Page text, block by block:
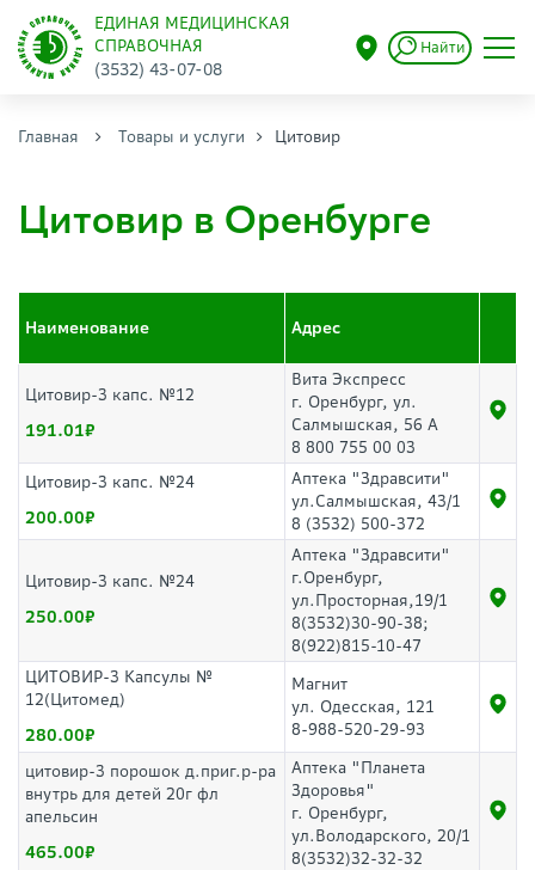
ЕДИНАЯ МЕДИЦИНСКАЯ
СПРАВОЧНАЯ
(3532) 43-07-08
Найти
Главная Товары и услуги Цитовир
Цитовир в Оренбурге
Наименование Адрес
Цитовир-3 капс. №12
191.01
Вита Экспресс
г. Оренбург, ул.
Салмышская, 56 А
8 800 755 00 03
Цитовир-3 капс. №24
200.00
Аптека "Здравсити"
ул.Салмышская, 43/1
8 (3532) 500-372
Цитовир-3 капс. №24
250.00
Аптека "Здравсити"
г.Оренбург,
ул.Просторная,19/1
8(3532)30-90-38;
8(922)815-10-47
ЦИТОВИР-3 Капсулы №
12(Цитомед)
280.00
Магнит
ул. Одесская, 121
8-988-520-29-93
цитовир-3 порошок д.приг.р-ра
внутрь для детей 20г фл
апельсин
465.00
Аптека "Планета
Здоровья"
г. Оренбург,
ул.Володарского, 20/1
8(3532)32-32-32